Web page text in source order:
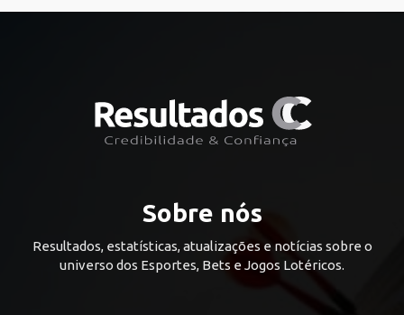
Sobre nós
Resultados, estatísticas, atualizações e notícias sobre o
universo dos Esportes, Bets e Jogos Lotéricos.